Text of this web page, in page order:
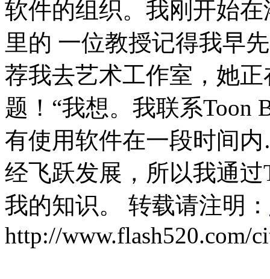
软件的组织。我刚开始
里的 一位教授记得我早
荐我去艺术工作室，她
题！“我想。我联系Toon
有使用软件在一段时间
经飞跃发展，所以我通
我的知识。 转载请注明：
http://www.flash520.com/